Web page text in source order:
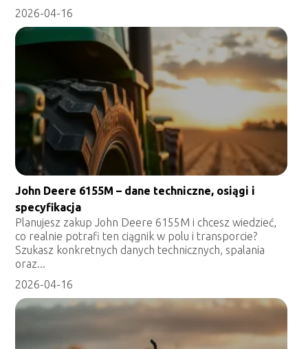
2026-04-16
John Deere 6155M – dane techniczne, osiągi i
specyfikacja
Planujesz zakup John Deere 6155M i chcesz wiedzieć,
co realnie potrafi ten ciągnik w polu i transporcie?
Szukasz konkretnych danych technicznych, spalania
oraz...
2026-04-16